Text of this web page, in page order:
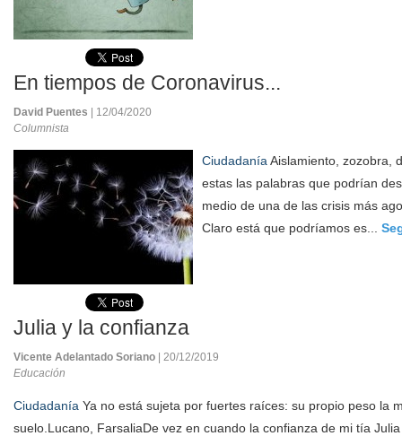
En tiempos de Coronavirus...
David Puentes
| 12/04/2020
Columnista
Ciudadanía Aislamiento, zozobra,
estas las palabras que podrían
medio de una de las crisis más
Claro está que podríamos es...
Julia y la confianza
Vicente Adelantado Soriano
| 20/12/2019
Educación
Ciudadanía Ya no está sujeta por fuertes raíces: su propio peso la
suelo.Lucano, FarsaliaDe vez en cuando la confianza de mi tía